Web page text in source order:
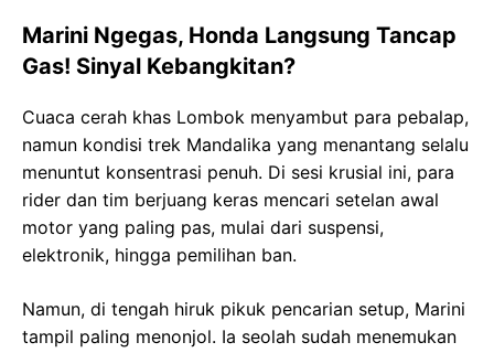
Marini Ngegas, Honda Langsung Tancap
Gas! Sinyal Kebangkitan?
Cuaca cerah khas Lombok menyambut para pebalap,
namun kondisi trek Mandalika yang menantang selalu
menuntut konsentrasi penuh. Di sesi krusial ini, para
rider dan tim berjuang keras mencari setelan awal
motor yang paling pas, mulai dari suspensi,
elektronik, hingga pemilihan ban.
Namun, di tengah hiruk pikuk pencarian setup, Marini
tampil paling menonjol. Ia seolah sudah menemukan